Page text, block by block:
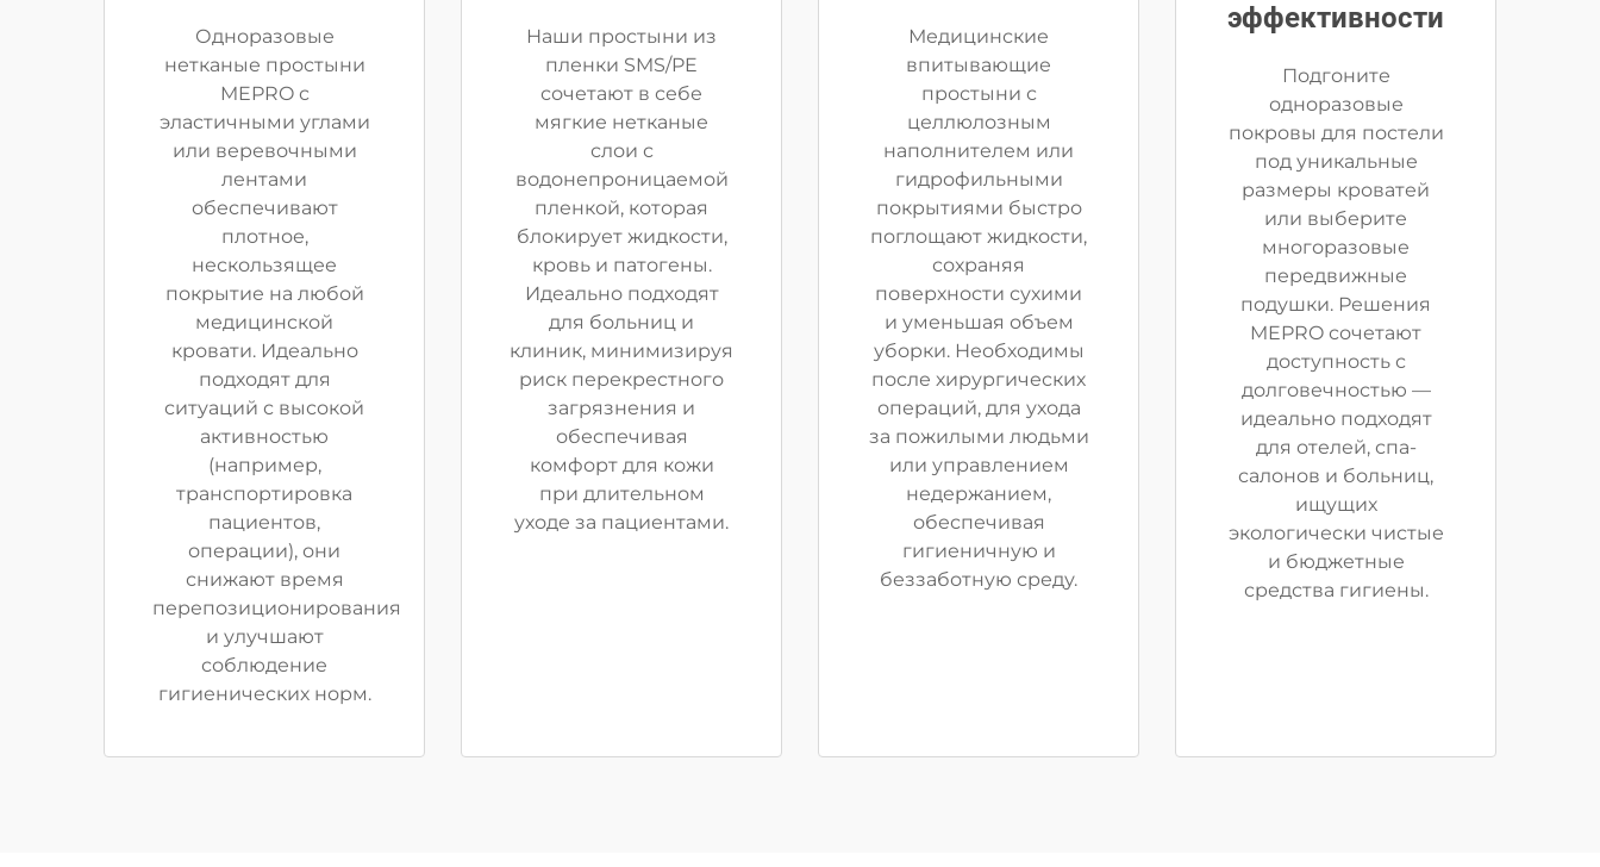
Одноразовые
нетканые простыни
MEPRO с
эластичными углами
или веревочными
лентами
обеспечивают
плотное,
нескользящее
покрытие на любой
медицинской
кровати. Идеально
подходят для
ситуаций с высокой
активностью
(например,
транспортировка
пациентов,
операции), они
снижают время
перепозиционирования
и улучшают
соблюдение
гигиенических норм.
Наши простыни из
пленки SMS/PE
сочетают в себе
мягкие нетканые
слои с
водонепроницаемой
пленкой, которая
блокирует жидкости,
кровь и патогены.
Идеально подходят
для больниц и
клиник, минимизируя
риск перекрестного
загрязнения и
обеспечивая
комфорт для кожи
при длительном
уходе за пациентами.
Медицинские
впитывающие
простыни с
целлюлозным
наполнителем или
гидрофильными
покрытиями быстро
поглощают жидкости,
сохраняя
поверхности сухими
и уменьшая объем
уборки. Необходимы
после хирургических
операций, для ухода
за пожилыми людьми
или управлением
недержанием,
обеспечивая
гигиеничную и
беззаботную среду.
эффективности
Подгоните
одноразовые
покровы для постели
под уникальные
размеры кроватей
или выберите
многоразовые
передвижные
подушки. Решения
MEPRO сочетают
доступность с
долговечностью —
идеально подходят
для отелей, спа-
салонов и больниц,
ищущих
экологически чистые
и бюджетные
средства гигиены.